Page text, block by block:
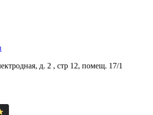
д. 2 , стр 12, помещ. 17/1